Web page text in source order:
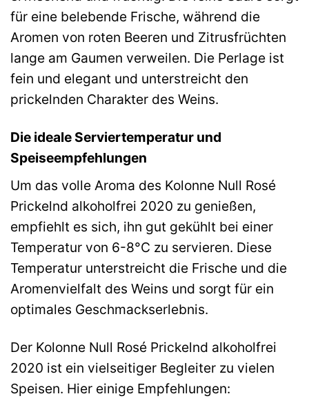
für eine belebende Frische, während die
Aromen von roten Beeren und Zitrusfrüchten
lange am Gaumen verweilen. Die Perlage ist
fein und elegant und unterstreicht den
prickelnden Charakter des Weins.
Die ideale Serviertemperatur und
Speiseempfehlungen
Um das volle Aroma des Kolonne Null Rosé
Prickelnd alkoholfrei 2020 zu genießen,
empfiehlt es sich, ihn gut gekühlt bei einer
Temperatur von 6-8°C zu servieren. Diese
Temperatur unterstreicht die Frische und die
Aromenvielfalt des Weins und sorgt für ein
optimales Geschmackserlebnis.
Der Kolonne Null Rosé Prickelnd alkoholfrei
2020 ist ein vielseitiger Begleiter zu vielen
Speisen. Hier einige Empfehlungen: